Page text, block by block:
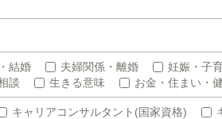
結婚 夫婦関係・離婚 妊娠・子
談 生きる意味 お金・住まい・
キャリアコンサルタント(国家資格)